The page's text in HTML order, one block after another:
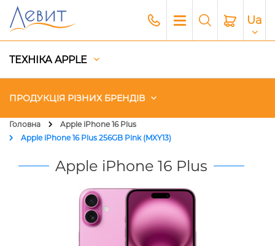
Ua
ТЕХНІКА APPLE
ПРОДУКЦІЯ РІЗНИХ БРЕНДІВ
Чохли
Акустика
Генератори і Зарядні станції
Головна
Apple iPhone 16 Plus
Apple iPhone 16 Plus 256GB Pink (MXY13)
Apple iPhone 16 Plus